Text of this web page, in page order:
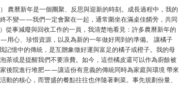
農曆新年是一個團聚、反思與迎新的時刻。成長過程中，我的
不變——我們一定會聚在一起，通常圍坐在滿桌佳餚旁，共同
從事減廢與回收工作的一員，我清楚地看見：許多農曆新年的
心、珍惜資源，以及為新的一年做好周到的準備。 讓橘子
記憶中的傳統，是互贈象徵好運與富足的橘子或橙子。我的母
茶或是提醒我們不要浪費。如今，這些橘皮還可以作為廚餘被
後院進行堆肥——讓這份有意義的傳統同時為家庭與環境 帶來
動的核心，而豐盛的餐點往往也伴隨著剩菜。事先規劃份量、